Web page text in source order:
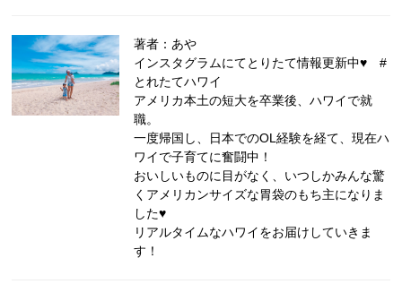
著者：あや
インスタグラムにてとりたて情報更新中♥ #
とれたてハワイ
アメリカ本土の短大を卒業後、ハワイで就
職。
一度帰国し、日本でのOL経験を経て、現在ハ
ワイで子育てに奮闘中！
おいしいものに目がなく、いつしかみんな驚
くアメリカンサイズな胃袋のもち主になりま
した♥
リアルタイムなハワイをお届けしていきま
す！